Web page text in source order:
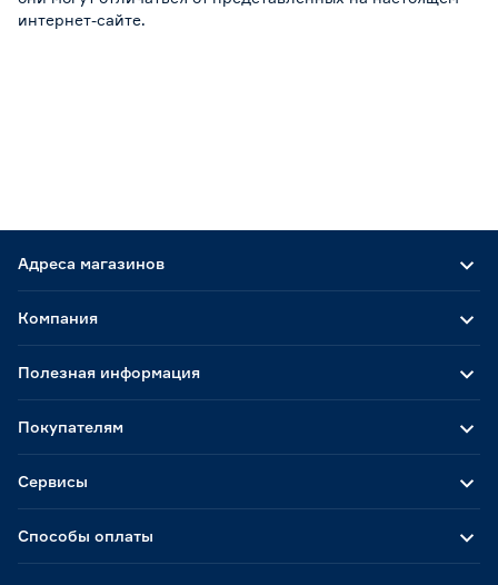
интернет-сайте.
Адреса магазинов
Способы оплаты
Компания
Полезная информация
Покупателям
Сервисы